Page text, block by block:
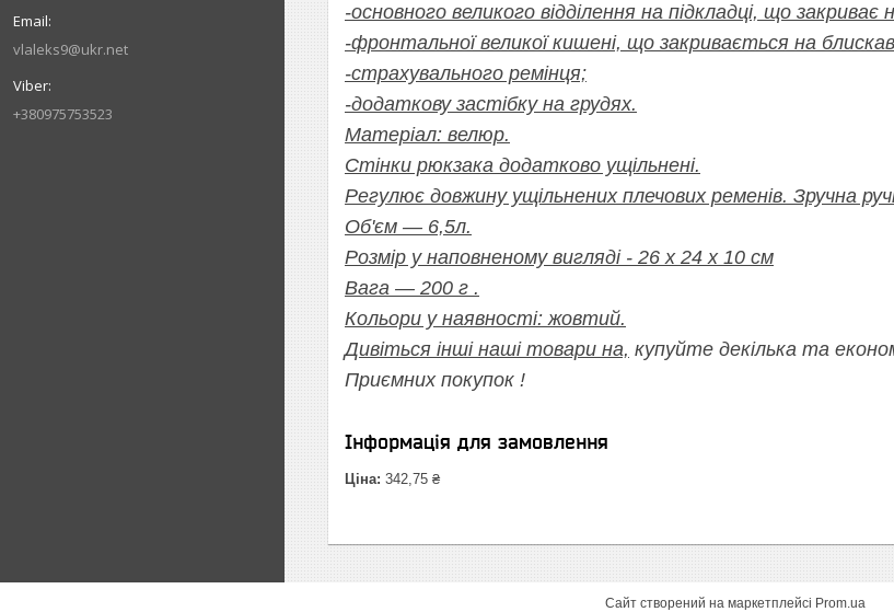
vlaleks9@ukr.net
+380975753523
-основного великого відділення на підкладці, що закриває
-фронтальної великої кишені, що закривається на
-страхувального ремінця;
-додаткову застібку на грудях.
Матеріал: велюр.
Стінки рюкзака додатково ущільнені.
Регулює довжину ущільнених плечових ременів. Зручна
Об'єм ― 6,5л.
Розмір у наповненому вигляді - 26 х 24 х 10 см
Вага ― 200 г .
Кольори у наявності: жовтий.
Дивіться інші наші товари на, купуйте декілька та
Приємних покупок !
Інформація для замовлення
Ціна: 342,75 ₴
Сайт створений на маркетплейсі Prom.ua